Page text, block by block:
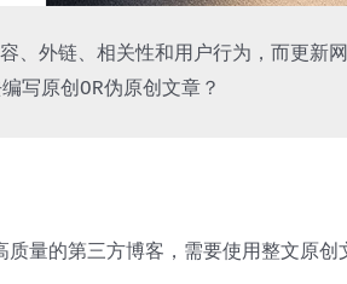
、外链、相关性和用户行为，而更新
写原创OR伪原创文章？
量的第三方博客，需要使用整文原创